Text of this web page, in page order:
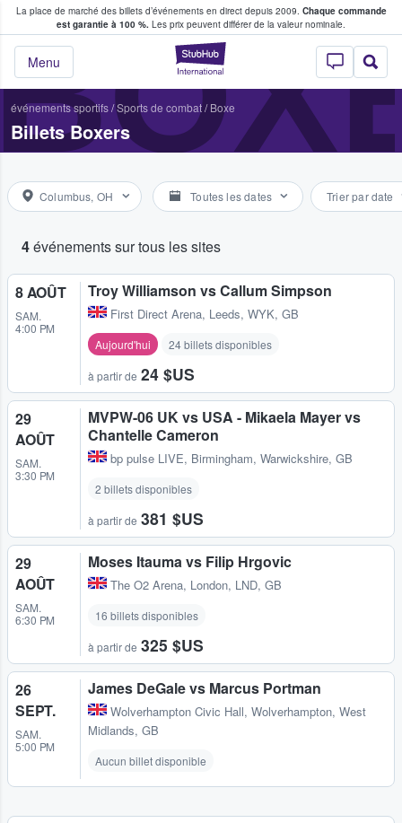
La place de marché des billets d’événements en direct depuis 2009. Chaque commande
est garantie à 100 %. Les prix peuvent différer de la valeur nominale.
StubHub - Où
Menu
fans achètent et vendent des billets
événements sportifs/Sports de combat/ Boxe
Billets Boxers
Columbus, OH Toutes les dates Trier par date
4événements sur tous les sites
8 AOÛT
SAM.
4:00 PM
Troy Williamson vs Callum Simpson
First Direct Arena, Leeds, WYK, GB
Aujourd'hui 24 billets disponibles
à partir de 24 $US
29
AOÛT
SAM.
3:30 PM
MVPW-06 UK vs USA - Mikaela Mayer vs
Chantelle Cameron
bp pulse LIVE, Birmingham, Warwickshire, GB
2 billets disponibles
à partir de 381 $US
29
AOÛT
SAM.
6:30 PM
Moses Itauma vs Filip Hrgovic
The O2 Arena, London, LND, GB
16 billets disponibles
à partir de 325 $US
26
SEPT.
SAM.
5:00 PM
James DeGale vs Marcus Portman
Wolverhampton Civic Hall, Wolverhampton, West
Midlands, GB
Aucun billet disponible